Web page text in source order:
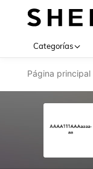
Categorías
Página principal